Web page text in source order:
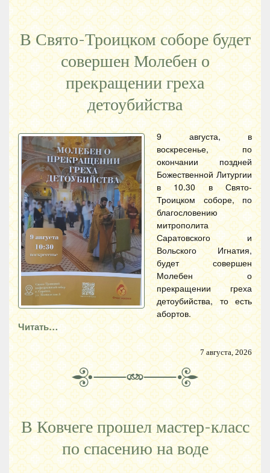
В Свято-Троицком соборе будет
совершен Молебен о
прекращении греха
детоубийства
9 августа, в
воскресенье, по
окончании поздней
Божественной Литургии
в 10.30 в Свято-
Троицком соборе, по
благословению
митрополита
Саратовского и
Вольского Игнатия,
будет совершен
Молебен о
прекращении греха
детоубийства, то есть
абортов.
Читать…
7 августа, 2026
В Ковчеге прошел мастер-класс
по спасению на воде